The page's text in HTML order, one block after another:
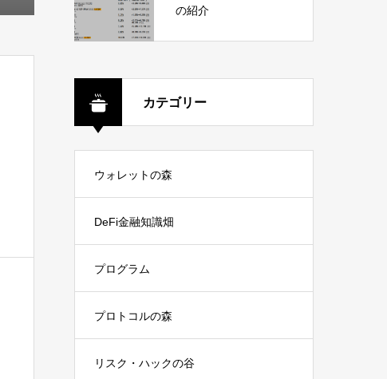
の紹介
カテゴリー
ウォレットの森
DeFi金融知識畑
プログラム
プロトコルの森
リスク・ハックの谷